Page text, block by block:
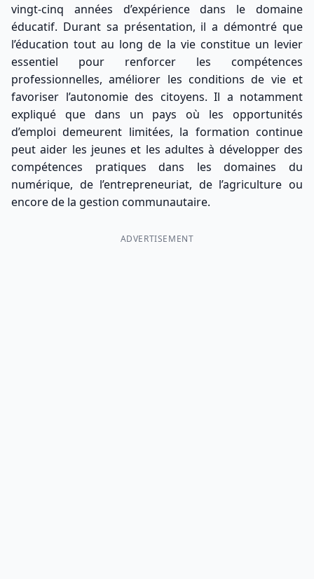
vingt-cinq années d’expérience dans le domaine
éducatif. Durant sa présentation, il a démontré que
l’éducation tout au long de la vie constitue un levier
essentiel pour renforcer les compétences
professionnelles, améliorer les conditions de vie et
favoriser l’autonomie des citoyens. Il a notamment
expliqué que dans un pays où les opportunités
d’emploi demeurent limitées, la formation continue
peut aider les jeunes et les adultes à développer des
compétences pratiques dans les domaines du
numérique, de l’entrepreneuriat, de l’agriculture ou
encore de la gestion communautaire.
ADVERTISEMENT